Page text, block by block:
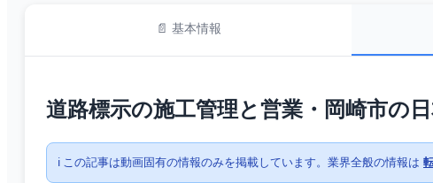
📄 基本情報
道路標示の施工管理と営業・岡崎市の
ℹ️ この記事は動画固有の情報のみを掲載しています。業界全般の情報は